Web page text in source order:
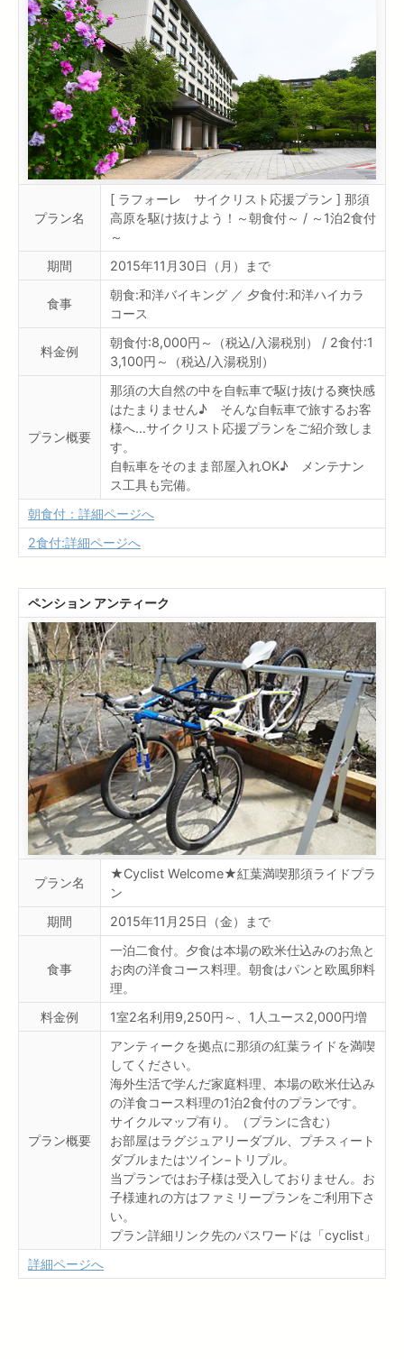
プラン名
[ ラフォーレ サイクリスト応援プラン ] 那須
高原を駆け抜けよう！～朝食付～ / ～1泊2食付
～
期間
2015年11月30日（月）まで
食事
朝食:和洋バイキング ／ 夕食付:和洋ハイカラ
コース
料金例
朝食付:8,000円～（税込/入湯税別） / 2食付:1
3,100円～（税込/入湯税別）
プラン概要
那須の大自然の中を自転車で駆け抜ける爽快感
はたまりません♪ そんな自転車で旅するお客
様へ…サイクリスト応援プランをご紹介致しま
す。
自転車をそのまま部屋入れOK♪ メンテナン
ス工具も完備。
朝食付：詳細ページへ
2食付:詳細ページへ
ペンション アンティーク
プラン名
★Cyclist Welcome★紅葉満喫那須ライドプラ
ン
期間
2015年11月25日（金）まで
食事
一泊二食付。夕食は本場の欧米仕込みのお魚と
お肉の洋食コース料理。朝食はパンと欧風卵料
理。
料金例
1室2名利用9,250円～、1人ユース2,000円増
プラン概要
アンティークを拠点に那須の紅葉ライドを満喫
してください。
海外生活で学んだ家庭料理、本場の欧米仕込み
の洋食コース料理の1泊2食付のプランです。
サイクルマップ有り。（プランに含む）
お部屋はラグジュアリーダブル、プチスィート
ダブルまたはツイン−トリプル。
当プランではお子様は受入しておりません。お
子様連れの方はファミリープランをご利用下さ
い。
プラン詳細リンク先のパスワードは「cyclist」
詳細ページへ